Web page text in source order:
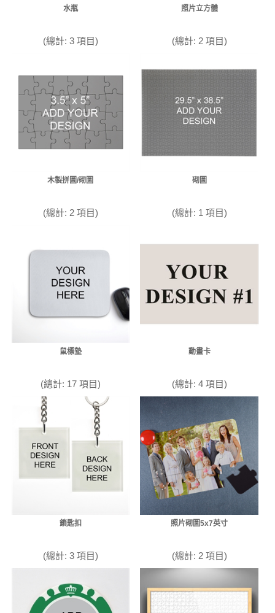
水瓶
(總計: 3 項目)
照片立方體
(總計: 2 項目)
木製拼圖/砌圖
(總計: 2 項目)
砌圖
(總計: 1 項目)
鼠標墊
(總計: 17 項目)
動畫卡
(總計: 4 項目)
鎖匙扣
(總計: 3 項目)
照片砌圖5x7英寸
(總計: 2 項目)